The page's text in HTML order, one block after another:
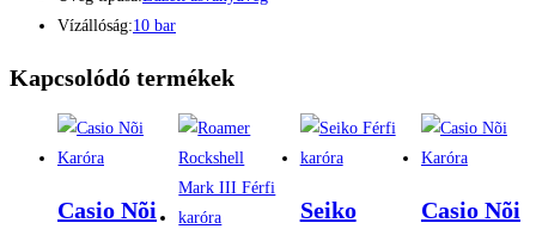
Vízállóság:10 bar
Kapcsolódó termékek
Casio Nõi
Seiko
Casio Nõi